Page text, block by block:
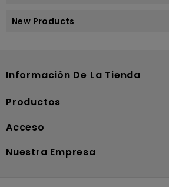
New Products
Información De La Tienda
Productos
Acceso
Nuestra Empresa